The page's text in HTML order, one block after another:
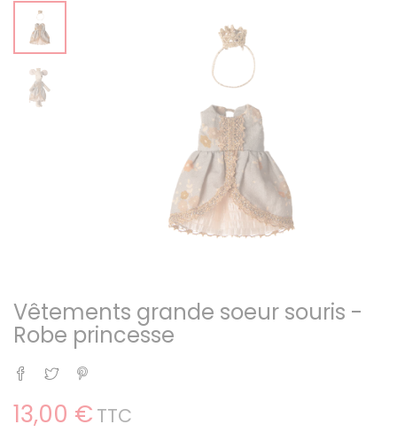
Vêtements grande soeur souris -
Robe princesse
Partager
Tweet
13,00 € TTC